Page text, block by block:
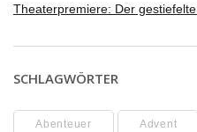
Theaterpremiere: Der
SCHLAGWÖRTER
Abenteuer Advent